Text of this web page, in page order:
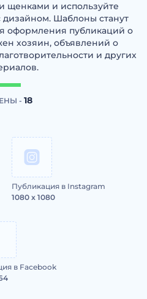
щенками и используйте
дизайном. Шаблоны станут
оформления публикаций о
хозяин, объявлений о
и других
- 18
Публикация в Instagram
1080 x 1080
в Facebook